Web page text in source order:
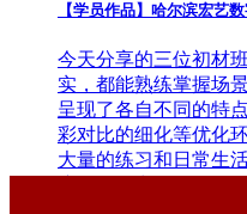
【学员作品】哈尔滨宏艺
今天分享的三位初材
实，都能熟练掌握场
呈现了各自不同的特
彩对比的细化等优化
大量的练习和日常生